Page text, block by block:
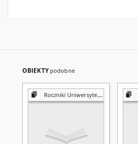
OBIEKTY podobne
Roczniki Uniwersytetu Marii Curie-Skłodowskiej w Lublinie. Dział B, Geografia, Geologia, Mineralogia i Petrografia